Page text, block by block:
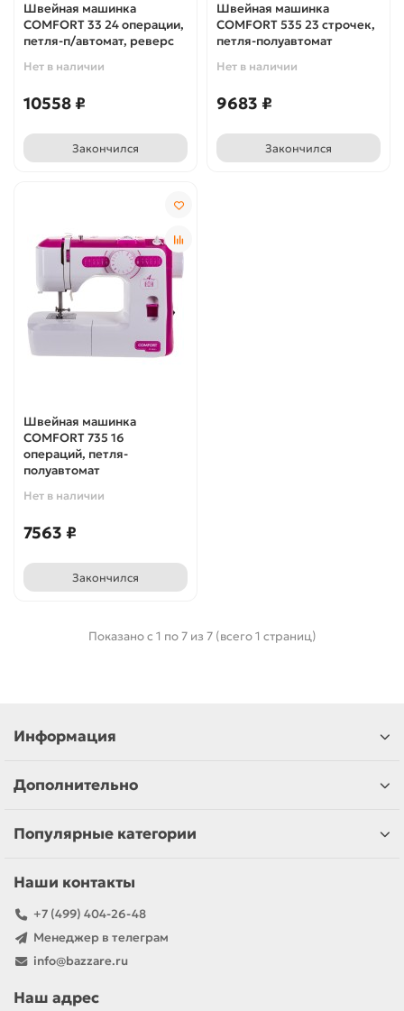
Швейная машинка
COMFORT 33 24 операции,
петля-п/автомат, реверс
Нет в наличии
10558 ₽
Закончился
Швейная машинка
COMFORT 535 23 строчек,
петля-полуавтомат
Нет в наличии
9683 ₽
Закончился
Швейная машинка
COMFORT 735 16
операций, петля-
полуавтомат
Нет в наличии
7563 ₽
Закончился
Показано с 1 по 7 из 7 (всего 1 страниц)
Информация
Дополнительно
Популярные категории
Наши контакты
+7 (499) 404-26-48
Менеджер в телеграм
info@bazzare.ru
Наш адрес